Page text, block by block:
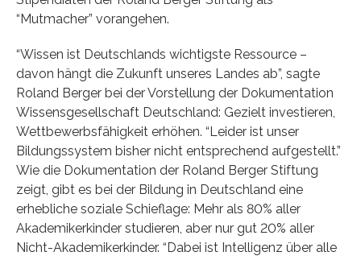
“Mutmacher” vorangehen.
“Wissen ist Deutschlands wichtigste Ressource –
davon hängt die Zukunft unseres Landes ab”, sagte
Roland Berger bei der Vorstellung der Dokumentation
Wissensgesellschaft Deutschland: Gezielt investieren,
Wettbewerbsfähigkeit erhöhen. “Leider ist unser
Bildungssystem bisher nicht entsprechend aufgestellt.”
Wie die Dokumentation der Roland Berger Stiftung
zeigt, gibt es bei der Bildung in Deutschland eine
erhebliche soziale Schieflage: Mehr als 80% aller
Akademikerkinder studieren, aber nur gut 20% aller
Nicht-Akademikerkinder. “Dabei ist Intelligenz über alle